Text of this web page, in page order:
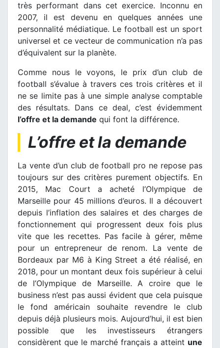
très performant dans cet exercice. Inconnu en
2007, il est devenu en quelques années une
personnalité médiatique. Le football est un sport
universel et ce vecteur de communication n’a pas
d’équivalent sur la planète.
Comme nous le voyons, le prix d’un club de
football s’évalue à travers ces trois critères et il
ne se limite pas à une simple analyse comptable
des résultats. Dans ce deal, c’est évidemment
l’offre et la demande qui font la différence.
L’offre et la demande
La vente d’un club de football pro ne repose pas
toujours sur des critères purement objectifs. En
2015, Mac Court a acheté l’Olympique de
Marseille pour 45 millions d’euros. Il a découvert
depuis l’inflation des salaires et des charges de
fonctionnement qui progressent deux fois plus
vite que les recettes. Pas facile à gérer, même
pour un entrepreneur de renom. La vente de
Bordeaux par M6 à King Street a été réalisé, en
2018, pour un montant deux fois supérieur à celui
de l’Olympique de Marseille. A croire que le
business n’est pas aussi évident que cela puisque
le fond américain souhaite revendre le club
depuis déjà plusieurs mois. Aujourd’hui, il est bien
possible que les investisseurs étrangers
considèrent que le marché français a atteint une